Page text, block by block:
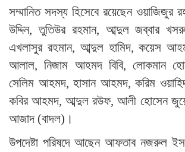
সম্মানিত সদস্য হিসেবে রয়েছেন ওয়াজিজুর
উদ্দিন, তুতিউর রহমান, আব্দুল জব্বার
এখলাসুর রহমান, আব্দুল হামিদ, কয়েস
আলাল, নিজাম আহমদ বিবি, লোকমান
সেলিম আহমদ, হাসান আহমদ, করিম
কবির আহমদ, আব্দুল রউফ, আলী হোসেন
আজাদ (বাদল)।
উপদেষ্টা পরিষদে আছেন আফতাব নজরুল